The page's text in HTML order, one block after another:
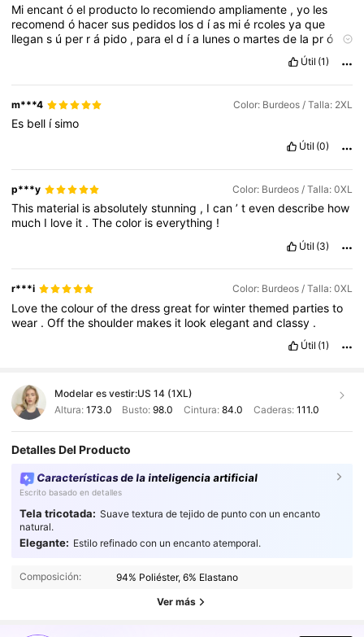
Miencantóel producto lo recomiendoampliamente ,yo les
recomendó hacersus pedidos losd ías mié rcolesyaque
llegans ú per rá pido , paraeld ía luneso martesde la pró
nunca
de los taxes,
esperononosperjudiquealascompradorascompulsivas
Útil (1)
m***4 Color: Burdeos / Talla: 2XL
Es bell ísimo
Útil (0)
p***y Color: Burdeos / Talla: 0XL
This material isabsolutelystunning , Ican’tevendescribe how
much I love it .Thecolor iseverything !
Útil (3)
r***i Color: Burdeos / Talla: 0XL
Lovethecolourofthedressgreatforwinterthemed partiesto
wear .Offtheshoulder makes it lookelegantandclassy .
Útil (1)
Modelar es vestir:US 14 (1XL)
Altura: 173.0 Busto:98.0 Cintura: 84.0 Caderas: 111.0
Detalles Del Producto
Características de la inteligencia artificial
Escrito basado en detalles
Tela tricotada: Suave textura de tejido de punto con un encanto
natural.
Elegante: Estilo refinado con un encanto atemporal.
Composición: 94% Poliéster, 6% Elastano
Ver más
4,81 132K Seguidores
132K Seguidores